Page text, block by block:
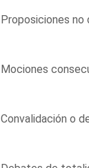
Proposiciones no
Mociones
Convalidación o